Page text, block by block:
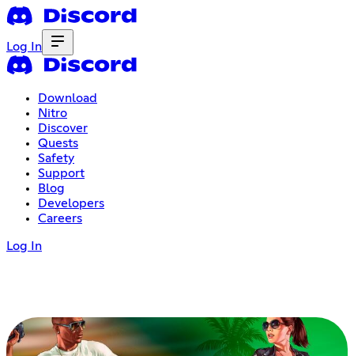
Log In
Download
Nitro
Discover
Quests
Safety
Support
Blog
Developers
Careers
Log In